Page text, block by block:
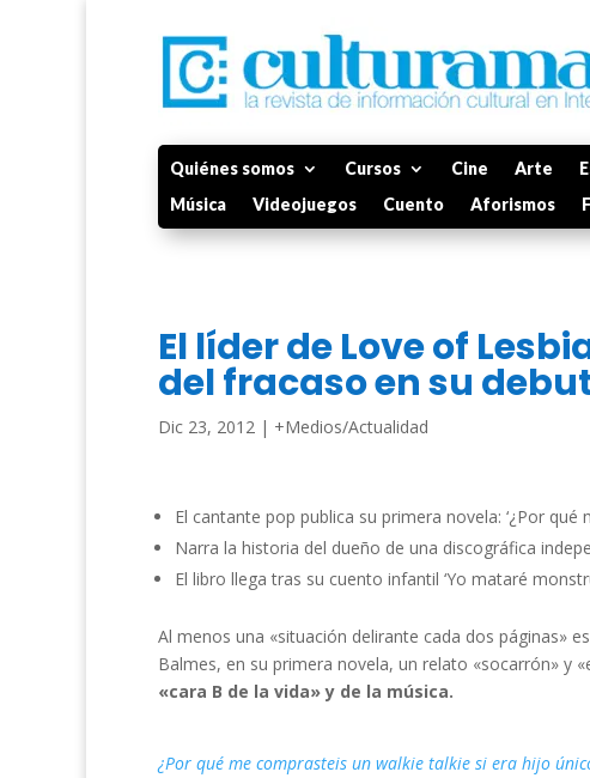
Quiénes somos Cursos Cine Arte
Música
Videojuegos Cuento Aforismos
El líder de Love of
del fracaso en su
Dic 23, 2012 | +Medios/Actualidad
El cantante pop publica su primera novela: ‘¿Por qué
Narra la historia del dueño de una discográfica
El libro llega tras su cuento infantil ‘Yo mataré
Al menos una «situación delirante cada dos páginas»
Balmes, en su primera novela, un relato «socarrón» y
«cara B de la vida» y de la música.
¿Por qué me comprasteis un walkie talkie si era hijo